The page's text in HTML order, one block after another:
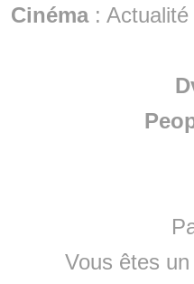
Cinéma:
Vous êtes